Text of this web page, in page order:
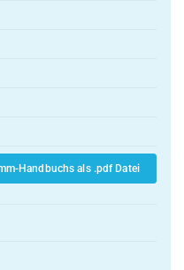
Handbuchs als .pdf Datei